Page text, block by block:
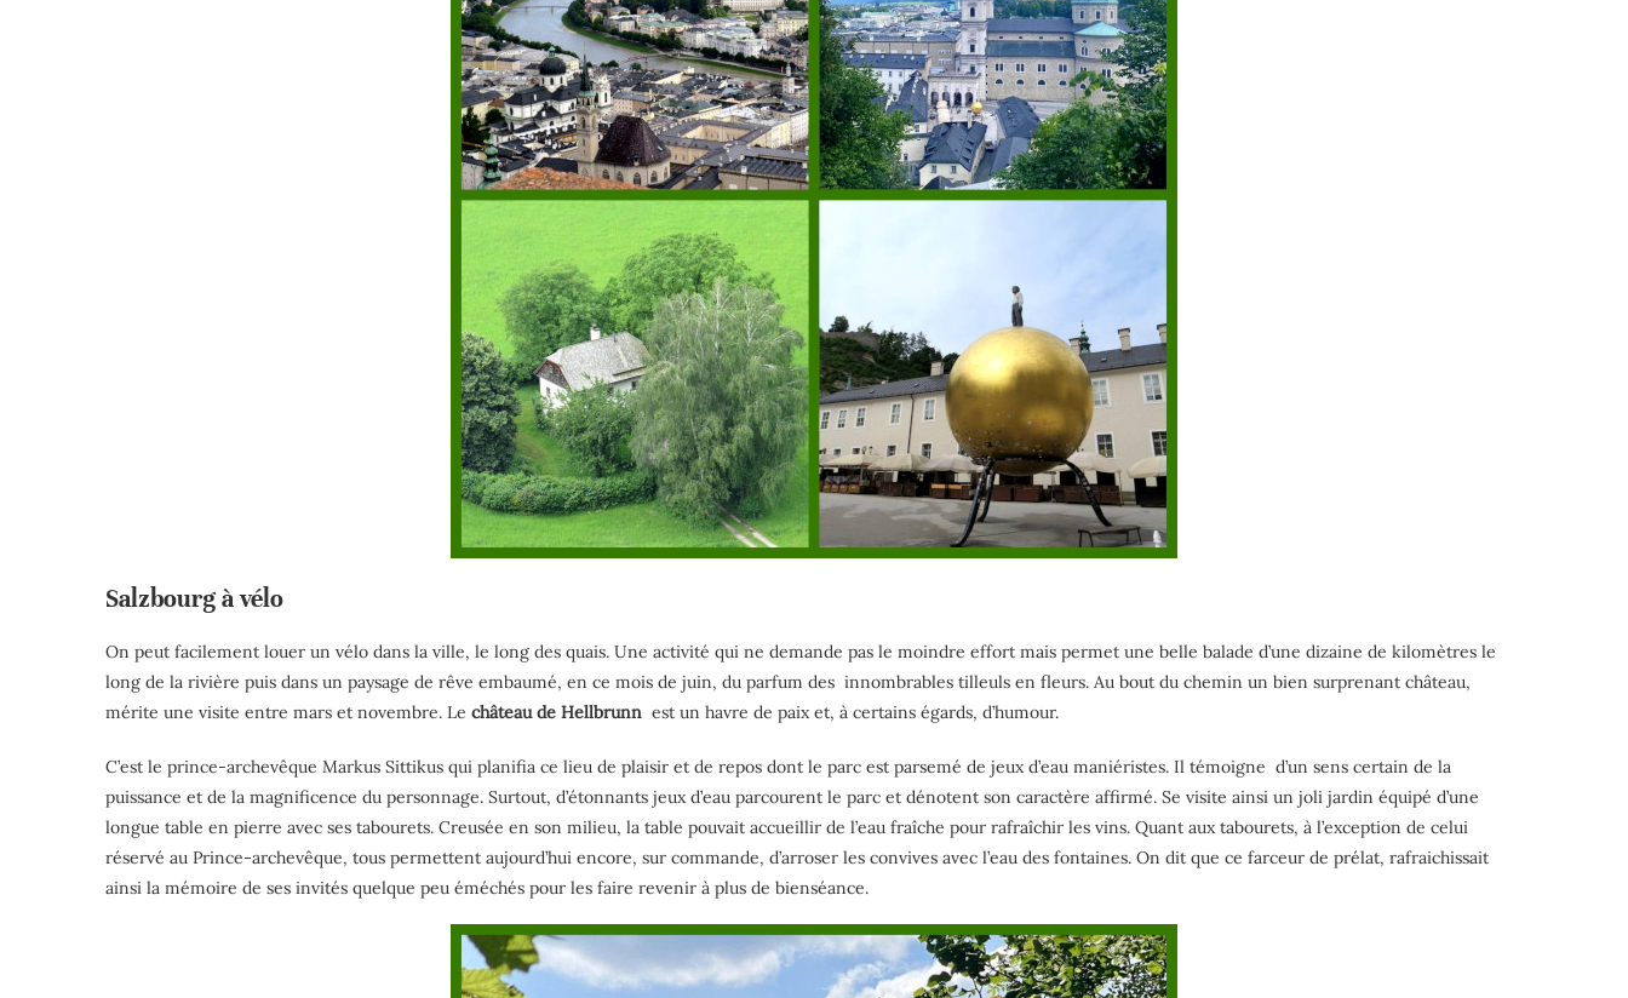
Salzbourg à vélo
On peut facilement louer un vélo dans la ville, le long des quais. Une activité qui ne demande pas le moindre effort mais permet une belle balade d’une dizaine de kilomètres le
long de la rivière puis dans un paysage de rêve embaumé, en ce mois de juin, du parfum des innombrables tilleuls en fleurs. Au bout du chemin un bien surprenant château,
mérite une visite entre mars et novembre. Le château de Hellbrunn est un havre de paix et, à certains égards, d’humour.
C’est le prince-archevêque Markus Sittikus qui planifia ce lieu de plaisir et de repos dont le parc est parsemé de jeux d’eau maniéristes. Il témoigne d’un sens certain de la
puissance et de la magnificence du personnage. Surtout, d’étonnants jeux d’eau parcourent le parc et dénotent son caractère affirmé. Se visite ainsi un joli jardin équipé d’une
longue table en pierre avec ses tabourets. Creusée en son milieu, la table pouvait accueillir de l’eau fraîche pour rafraîchir les vins. Quant aux tabourets, à l’exception de celui
réservé au Prince-archevêque, tous permettent aujourd’hui encore, sur commande, d’arroser les convives avec l’eau des fontaines. On dit que ce farceur de prélat, rafraichissait
ainsi la mémoire de ses invités quelque peu éméchés pour les faire revenir à plus de bienséance.